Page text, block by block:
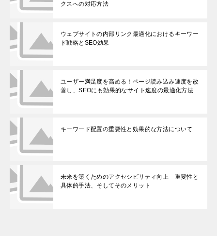
クスへの対応方法
ウェブサイトの内部リンク最適化におけるキーワー
ド戦略とSEO効果
ユーザー満足度を高める！ページ読み込み速度を改
善し、SEOにも効果的なサイト速度の最適化方法
キーワード配置の重要性と効果的な方法について
未来を築くためのアクセシビリティ向上 重要性と
具体的手法、そしてそのメリット